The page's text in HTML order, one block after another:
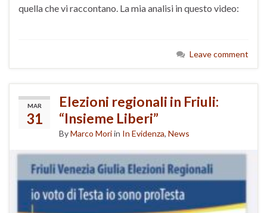
quella che vi raccontano. La mia analisi in questo video:
Leave comment
MAR
31
Elezioni regionali in Friuli:
“Insieme Liberi”
ByMarco Moriin In Evidenza, News